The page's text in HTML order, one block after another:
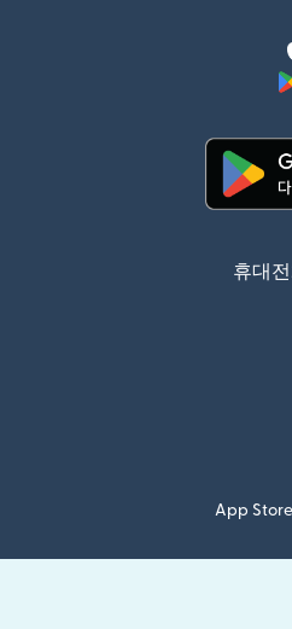
휴대
App